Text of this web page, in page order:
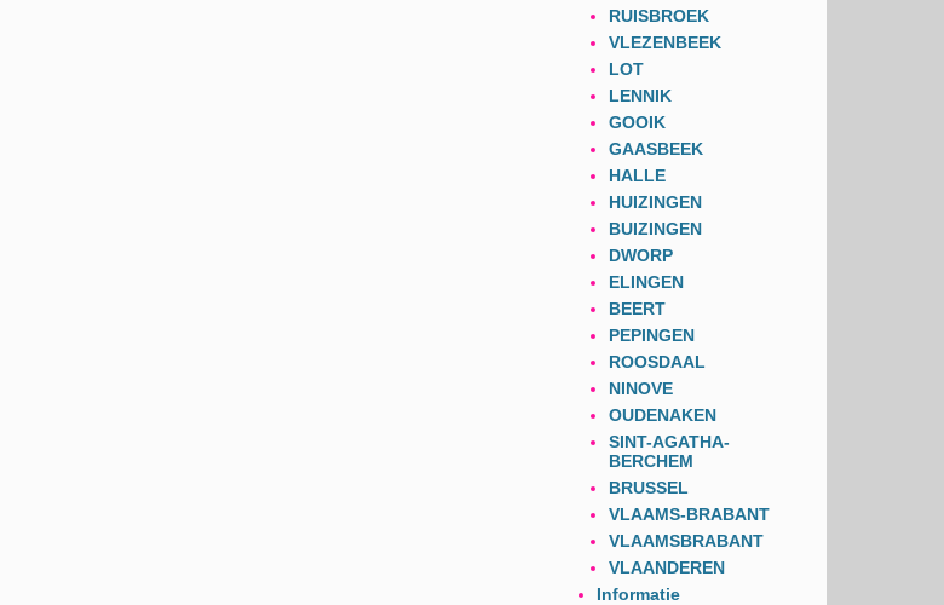
RUISBROEK
VLEZENBEEK
LOT
LENNIK
GOOIK
GAASBEEK
HALLE
HUIZINGEN
BUIZINGEN
DWORP
ELINGEN
BEERT
PEPINGEN
ROOSDAAL
NINOVE
OUDENAKEN
SINT-AGATHA-
BERCHEM
BRUSSEL
VLAAMS-BRABANT
VLAAMSBRABANT
VLAANDEREN
Informatie